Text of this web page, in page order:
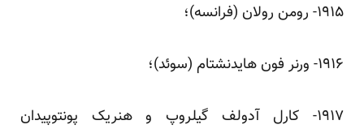
‌۱۹۱۵- رومن رولان (فرانسه)؛
‌۱۹۱۶- ورنر فون‌ هایدنشتام (سوئد)؛
‌۱۹۱۷- کارل آدولف گیلروپ و هنریک پونتوپیدان